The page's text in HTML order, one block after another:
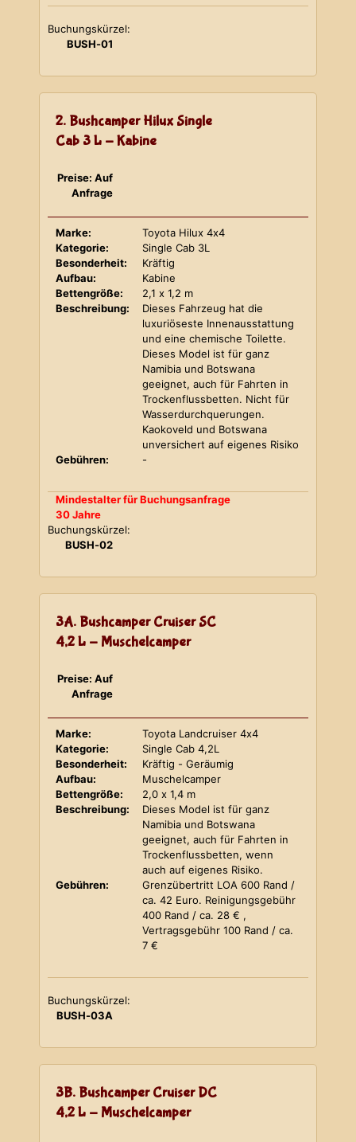
Buchungskürzel:
BUSH-01
2. Bushcamper Hilux Single
Cab 3 L - Kabine
Preise: Auf
Anfrage
Marke:
Toyota Hilux 4x4
Kategorie:
Single Cab 3L
Besonderheit:
Kräftig
Aufbau:
Kabine
Bettengröße:
2,1 x 1,2 m
Beschreibung:
Dieses Fahrzeug hat die
luxuriöseste Innenausstattung
und eine chemische Toilette.
Dieses Model ist für ganz
Namibia und Botswana
geeignet, auch für Fahrten in
Trockenflussbetten. Nicht für
Wasserdurchquerungen.
Kaokoveld und Botswana
unversichert auf eigenes Risiko
Gebühren:
-
Mindestalter für Buchungsanfrage
30 Jahre
Buchungskürzel:
BUSH-02
3A. Bushcamper Cruiser SC
4,2 L - Muschelcamper
Preise: Auf
Anfrage
Marke:
Toyota Landcruiser 4x4
Kategorie:
Single Cab 4,2L
Besonderheit:
Kräftig - Geräumig
Aufbau:
Muschelcamper
Bettengröße:
2,0 x 1,4 m
Beschreibung:
Dieses Model ist für ganz
Namibia und Botswana
geeignet, auch für Fahrten in
Trockenflussbetten, wenn
auch auf eigenes Risiko.
Gebühren:
Grenzübertritt LOA 600 Rand /
ca. 42 Euro. Reinigungsgebühr
400 Rand / ca. 28 € ,
Vertragsgebühr 100 Rand / ca.
7 €
Buchungskürzel:
BUSH-03A
3B. Bushcamper Cruiser DC
4,2 L - Muschelcamper